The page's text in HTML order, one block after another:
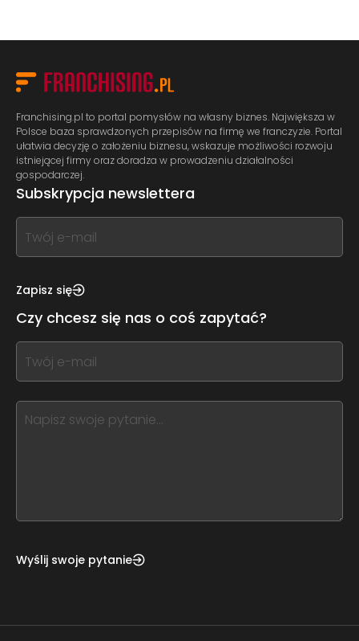
Franchising.pl to portal pomysłów na własny biznes. Największa w
Polsce baza sprawdzonych przepisów na firmę we franczyzie. Portal
ułatwia decyzję o założeniu biznesu, wskazuje możliwości rozwoju
istniejącej firmy oraz doradza w prowadzeniu działalności
gospodarczej.
Subskrypcja newslettera
If
you
this,
this
form
field
blank
Zapisz się
Czy chcesz się nas o coś zapytać?
If
you
this,
leave
Wyślij swoje pytanie